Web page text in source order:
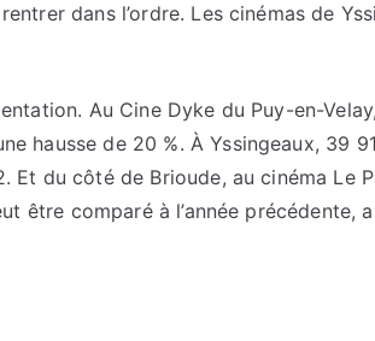
dans l’ordre. Les cinémas de
Au Cine Dyke du Puy-en-
hausse de 20 %. À Yssingeaux, 39
du côté de Brioude, au cinéma Le
être comparé à l’année précédente,